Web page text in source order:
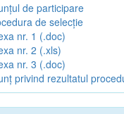
de participare
de selecție
nr. 1 (.doc)
nr. 2 (.xls)
nr. 3 (.doc)
privind rezultatul